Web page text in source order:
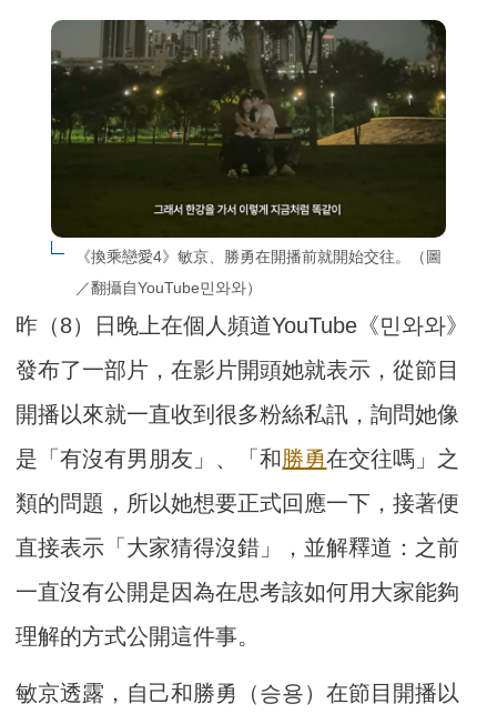
《換乘戀愛4》敏京、勝勇在開播前就開始交往。（圖
／翻攝自YouTube민와와）
昨（8）日晚上在個人頻道YouTube《민와와》
發布了一部片，在影片開頭她就表示，從節目
開播以來就一直收到很多粉絲私訊，詢問她像
是「有沒有男朋友」、「和勝勇在交往嗎」之
類的問題，所以她想要正式回應一下，接著便
直接表示「大家猜得沒錯」，並解釋道：之前
一直沒有公開是因為在思考該如何用大家能夠
理解的方式公開這件事。
敏京透露，自己和勝勇（승용）在節目開播以